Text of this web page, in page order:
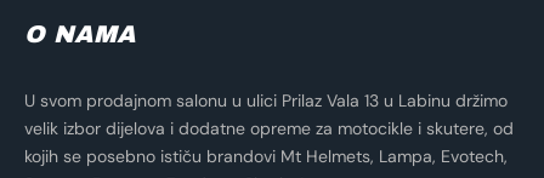
O NAMA
U svom prodajnom salonu u ulici Prilaz Vala 13 u Labinu držimo
velik izbor dijelova i dodatne opreme za motocikle i skutere, od
kojih se posebno ističu brandovi Mt Helmets, Lampa, Evotech,